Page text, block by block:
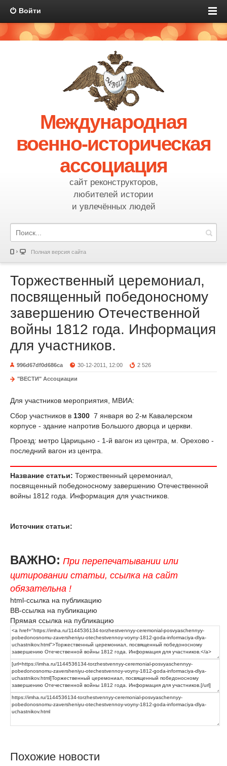
Войти
Международная
военно-историческая
ассоциация
сайт реконструкторов,
любителей истории
и увлечённых людей
Полная версия сайта
Торжественный церемониал,
посвященный победоносному
завершению Отечественной
войны 1812 года. Информация
для участников.
996d67df0d686ca 30-12-2011, 12:00 2 526
"ВЕСТИ" Ассоциации
Для участников мероприятия, МВИА:
Сбор участников в 1300 7 января во 2-м Кавалерском
корпусе - здание напротив Большого дворца и церкви.
Проезд: метро Царицыно - 1-й вагон из центра, м. Орехово -
последний вагон из центра.
Название статьи: Торжественный церемониал,
посвященный победоносному завершению Отечественной
войны 1812 года. Информация для участников.
Источник статьи:
ВАЖНО: При перепечатывании или
цитировании статьи, ссылка на сайт
обязательна !
html-ссылка на публикацию
BB-ссылка на публикацию
Прямая ссылка на публикацию
Похожие новости